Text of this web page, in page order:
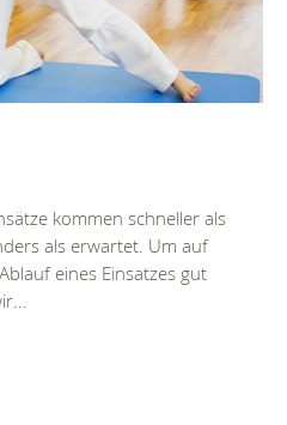
kommen schneller als
als erwartet. Um auf
eines Einsatzes gut